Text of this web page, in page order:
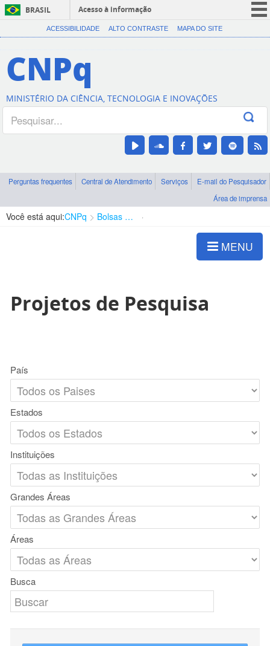
BRASIL
Acesso à informação
CORONAVÍRUS (COVID-19)
Canais
ACESSIBILIDADE ALTO CONTRASTE MAPA DO SITE
CNPq
MINISTÉRIO DA CIÊNCIA, TECNOLOGIA E INOVAÇÕES
Perguntas frequentes Central de Atendimento Serviços
E-mail do Pesquisador
Área de imprensa
Você está aqui:CNPq Bolsas e Auxílios Vigentes
MENU
Projetos de Pesquisa
País
Estados
Instituições
Grandes Áreas
Áreas
Busca